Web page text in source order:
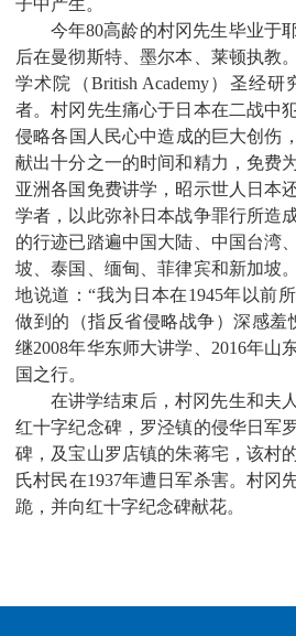
今年80高龄的村冈先生毕业于
后在曼彻斯特、墨尔本、莱顿执教
学术院（British Academy）圣经研
者。村冈先生痛心于日本在二战中
侵略各国人民心中造成的巨大创伤，
献出十分之一的时间和精力，免费
亚洲各国免费讲学，昭示世人日本
学者，以此弥补日本战争罪行所造
的行迹已踏遍中国大陆、中国台湾
坡、泰国、缅甸、菲律宾和新加坡
地说道：“我为日本在1945年以前
做到的（指反省侵略战争）深感羞
继2008年华东师大讲学、 2016年山
国之行。
在讲学结束后，村冈先生和夫
红十字纪念碑，罗泾镇的侵华日军
碑，及宝山罗店镇的朱蒋宅，该村
氏村民在1937年遭日军杀害。村冈
跪，并向红十字纪念碑献花。